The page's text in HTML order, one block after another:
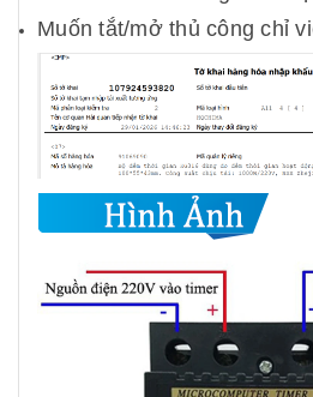
Muốn tắt/mở thủ công chỉ